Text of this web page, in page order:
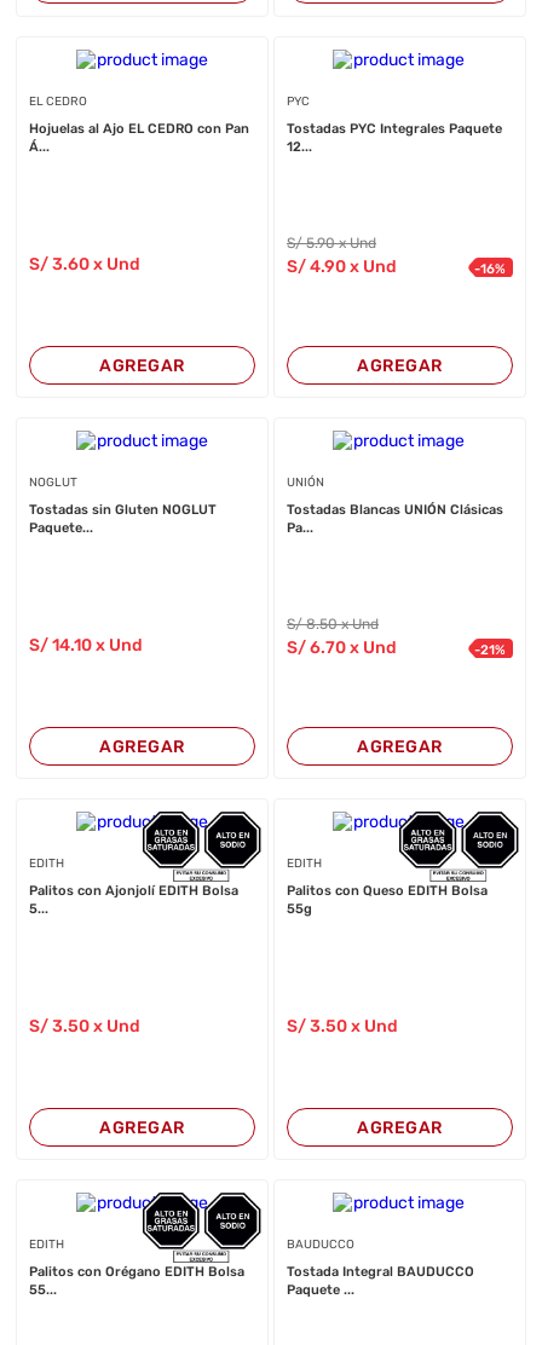
EL CEDRO
Hojuelas al Ajo EL CEDRO con Pan
Á...
S/3.60 x Und
AGREGAR
PYC
Tostadas PYC Integrales Paquete
12...
S/5.90 x Und
S/4.90x Und -16%
AGREGAR
NOGLUT
Tostadas sin Gluten NOGLUT
Paquete...
S/14.10 x Und
AGREGAR
UNIÓN
Tostadas Blancas UNIÓN Clásicas
Pa...
S/8.50 x Und
S/6.70x Und -21%
AGREGAR
EDITH
Palitos con Ajonjolí EDITH Bolsa
5...
S/3.50 x Und
AGREGAR
EDITH
Palitos con Queso EDITH Bolsa
55g
S/3.50x Und
AGREGAR
EDITH
Palitos con Orégano EDITH Bolsa
55...
BAUDUCCO
Tostada Integral BAUDUCCO
Paquete ...